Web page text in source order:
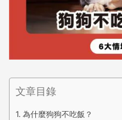
文章目錄
為什麼狗狗不吃飯？